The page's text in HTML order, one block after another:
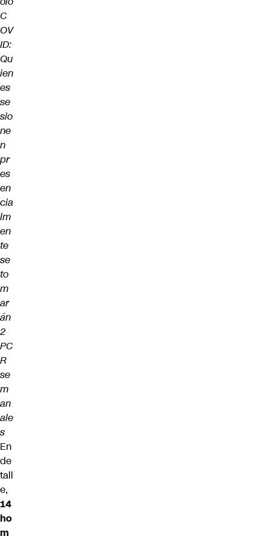
C
OV
ID:
Qu
ien
es
se
sio
ne
n
pr
es
en
cia
lm
en
te
se
to
m
ar
án
2
PC
R
se
m
an
ale
s
En
de
tall
e,
14
ho
m